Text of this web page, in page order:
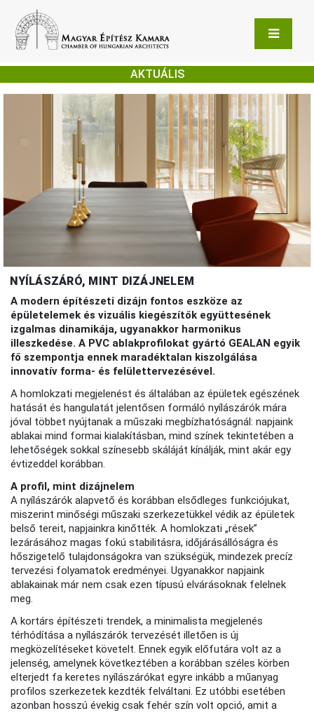
AKTUÁLIS
NYÍLÁSZÁRÓ, MINT DIZÁJNELEM
A modern építészeti dizájn fontos eszköze az
épületelemek és vizuális kiegészítők együttesének
izgalmas dinamikája, ugyanakkor harmonikus
illeszkedése. A PVC ablakprofilokat gyártó GEALAN egyik
fő szempontja ennek maradéktalan kiszolgálása
innovatív forma- és felülettervezésével.
A homlokzati megjelenést és általában az épületek egészének
hatását és hangulatát jelentősen formáló nyílászárók mára
jóval többet nyújtanak a műszaki megbízhatóságnál: napjaink
ablakai mind formai kialakításban, mind színek tekintetében a
lehetőségek sokkal színesebb skáláját kínálják, mint akár egy
évtizeddel korábban.
A profil, mint dizájnelem
A nyílászárók alapvető és korábban elsődleges funkciójukat,
miszerint minőségi műszaki szerkezetükkel védik az épületek
belső tereit, napjainkra kinőtték. A homlokzati „rések”
lezárásához magas fokú stabilitásra, időjárásállóságra és
hőszigetelő tulajdonságokra van szükségük, mindezek precíz
tervezési folyamatok eredményei. Ugyanakkor napjaink
ablakainak már nem csak ezen típusú elvárásoknak felelnek
meg.
A kortárs építészeti trendek, a minimalista megjelenés
térhódítása a nyílászárók tervezését illetően is új
megközelítéseket követelt. Ennek egyik előfutára volt az a
jelenség, amelynek következtében a korábban széles körben
elterjedt fa keretes nyílászárókat egyre inkább a műanyag
profilos szerkezetek kezdték felváltani. Ez utóbbi esetében
azonban hosszú évekig csak fehér szín volt opció, amit a